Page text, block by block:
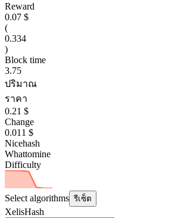
Reward
0.07 $
(
0.334
)
Block time
3.75
ปริมาณ
ราคา
0.21 $
Change
0.011 $
Nicehash
Whattomine
Difficulty
Select algorithms รีเซ็ต
XelisHash